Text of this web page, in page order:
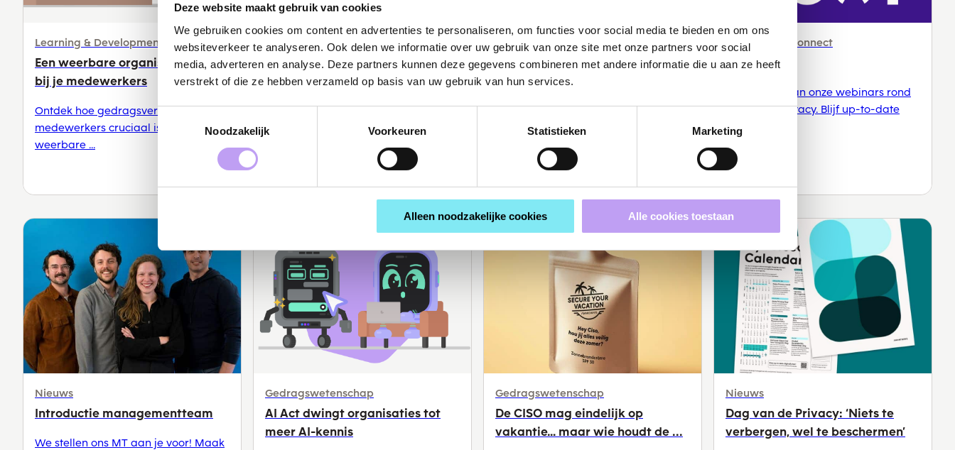
Deze website maakt gebruik van cookies
We gebruiken cookies om content en advertenties te personaliseren, om functies voor social media te bieden en om ons
websiteverkeer te analyseren. Ook delen we informatie over uw gebruik van onze site met onze partners voor social
media, adverteren en analyse. Deze partners kunnen deze gegevens combineren met andere informatie die u aan ze heeft
verstrekt of die ze hebben verzameld op basis van uw gebruik van hun services.
Toestemmingsselectie
Noodzakelijk
Voorkeuren Statistieken Marketing
Alleen noodzakelijke cookies Alle cookies toestaan
Learning & Development
Een weerbare organisatie start
bij je medewerkers
Ontdek hoe gedragsverandering bij
medewerkers cruciaal is voor een
weerbare ...
RANSOMWEAR
De Heus Protectors: waarom
zichtbaarheid het verschil maakt
Security awareness verhoogd door
zichtbaarheid: De Heus Protectors
Nieuws
Awareways geselecteerd voor
VNG-raamwerk
Awareways geselecteerd voor VNG-
raamwerk Cyberweerbaarheid.
Ontdek hoe wij 75 ...
Awareways Connect
Webinars
Neem deel aan onze webinars rond
security & privacy. Blijf up-to-date
met de ...
Nieuws
Introductie managementteam
We stellen ons MT aan je voor! Maak
Gedragswetenschap
AI Act dwingt organisaties tot
meer AI-kennis
Gedragswetenschap
De CISO mag eindelijk op
vakantie… maar wie houdt de ...
Nieuws
Dag van de Privacy: ‘Niets te
verbergen, wel te beschermen’